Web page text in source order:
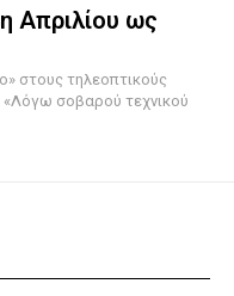
Απριλίου ως
στους τηλεοπτικούς
«Λόγω σοβαρού τεχνικού